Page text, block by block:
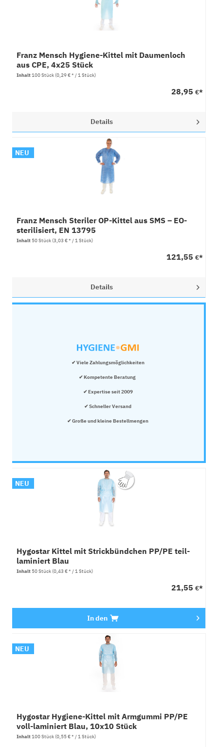
Franz Mensch Hygiene-Kittel mit Daumenloch
aus CPE, 4x25 Stück
Inhalt100 Stück(0,29 € * / 1 Stück)
28,95 €*
Details
NEU
Franz Mensch Steriler OP-Kittel aus SMS – EO-
sterilisiert, EN 13795
Inhalt 50 Stück(3,03 € * / 1 Stück)
121,55 €*
Details
✔ Viele Zahlungsmöglichkeiten
✔ Kompetente Beratung
✔ Expertise seit 2009
✔ Schneller Versand
✔ Große und kleine Bestellmengen
NEU
Hygostar Kittel mit Strickbündchen PP/PE teil-
laminiert Blau
Inhalt 50 Stück(0,43 € * / 1 Stück)
21,55 €*
In den
NEU
Hygostar Hygiene-Kittel mit Armgummi PP/PE
voll-laminiert Blau, 10x10 Stück
Inhalt100 Stück(0,55 € * / 1 Stück)